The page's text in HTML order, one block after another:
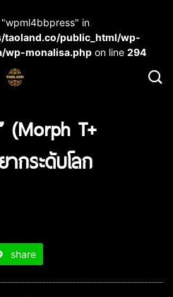
in
public_html/wp-
wp-monalisa.php on line 294
(Morph T+
กระดับโลก
share